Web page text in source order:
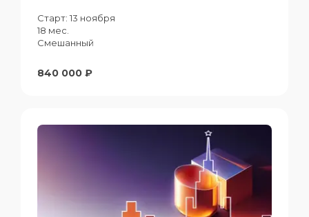
Старт: 13 ноября
18 мес.
Смешанный
840 000 ₽